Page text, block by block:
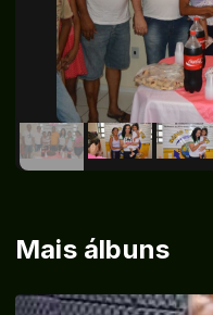
Mais álbuns